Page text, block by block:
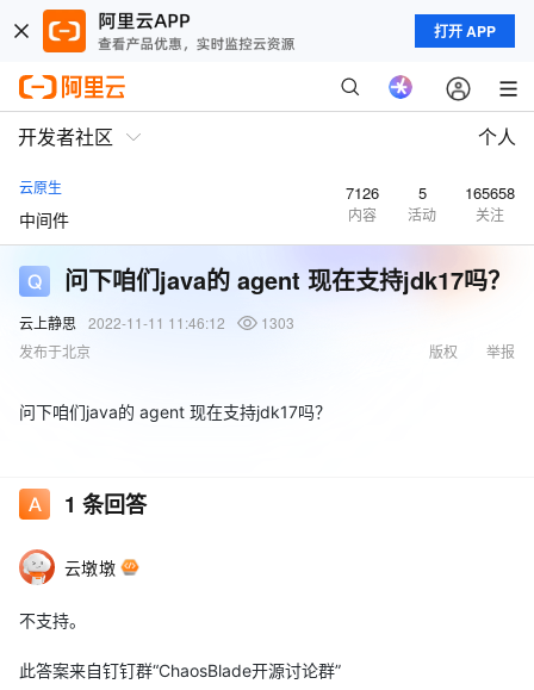
打开 APP
开发者社区 个人
云原生
中间件
7126
内容
5
活动
165658
关注
问下咱们java的 agent 现在支持jdk17吗？
云上静思 2022-11-11 11:46:12
1303
发布于北京
举报
版权
问下咱们java的 agent 现在支持jdk17吗？
1 条回答
云墩墩
不支持。
此答案来自钉钉群“ChaosBlade开源讨论群”